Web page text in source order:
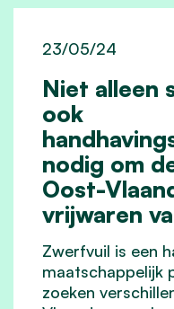
Niet alleen
ook
nodig om
Oost-
vrijwaren
23/05/24
Zwerfvuil is een
maatschappelijk
zoeken